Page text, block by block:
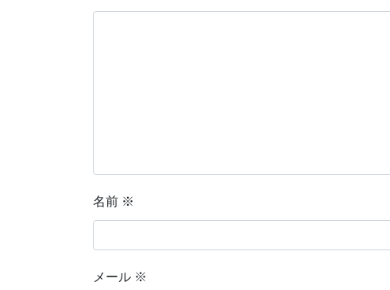
名前 ※
メール ※